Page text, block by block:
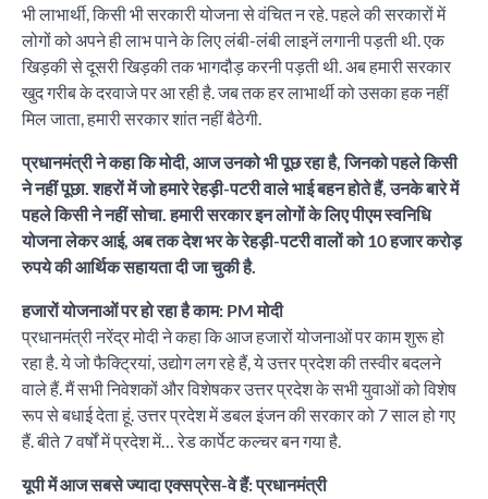
भी लाभार्थी, किसी भी सरकारी योजना से वंचित न रहे. पहले की सरकारों में
लोगों को अपने ही लाभ पाने के लिए लंबी-लंबी लाइनें लगानी पड़ती थी. एक
खिड़की से दूसरी खिड़की तक भागदौड़ करनी पड़ती थी. अब हमारी सरकार
खुद गरीब के दरवाजे पर आ रही है. जब तक हर लाभार्थी को उसका हक नहीं
मिल जाता, हमारी सरकार शांत नहीं बैठेगी.
प्रधानमंत्री ने कहा कि मोदी, आज उनको भी पूछ रहा है, जिनको पहले किसी
ने नहीं पूछा. शहरों में जो हमारे रेहड़ी-पटरी वाले भाई बहन होते हैं, उनके बारे में
पहले किसी ने नहीं सोचा. हमारी सरकार इन लोगों के लिए पीएम स्वनिधि
योजना लेकर आई, अब तक देश भर के रेहड़ी-पटरी वालों को 10 हजार करोड़
रुपये की आर्थिक सहायता दी जा चुकी है.
हजारों योजनाओं पर हो रहा है काम: PM मोदी
प्रधानमंत्री नरेंद्र मोदी ने कहा कि आज हजारों योजनाओं पर काम शुरू हो
रहा है. ये जो फैक्ट्रियां, उद्योग लग रहे हैं, ये उत्तर प्रदेश की तस्वीर बदलने
वाले हैं. मैं सभी निवेशकों और विशेषकर उत्तर प्रदेश के सभी युवाओं को विशेष
रूप से बधाई देता हूं. उत्तर प्रदेश में डबल इंजन की सरकार को 7 साल हो गए
हैं. बीते 7 वर्षों में प्रदेश में… रेड कार्पेट कल्चर बन गया है.
यूपी में आज सबसे ज्यादा एक्सप्रेस-वे हैं: प्रधानमंत्री